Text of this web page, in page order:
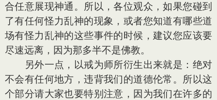
合任意展现神通。所以，各位观众，如果您碰到
了有任何怪力乱神的现象，或者您知道有哪些道
场有怪力乱神的这些事件的时候，建议您应该要
尽速远离，因为那多半不是佛教。
另外一点，以戒为师所衍生出来就是：绝对
不会有任何地方，违背我们的道德伦常。所以这
个部分请大家也要特别注意，因为我们在许多的